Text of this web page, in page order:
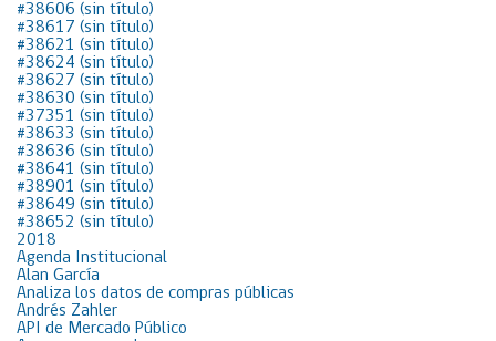
#38606 (sin título)
#38617 (sin título)
#38621 (sin título)
#38624 (sin título)
#38627 (sin título)
#38630 (sin título)
#37351 (sin título)
#38633 (sin título)
#38636 (sin título)
#38641 (sin título)
#38901 (sin título)
#38649 (sin título)
#38652 (sin título)
2018
Agenda Institucional
Alan García
Analiza los datos de compras públicas
Andrés Zahler
API de Mercado Público